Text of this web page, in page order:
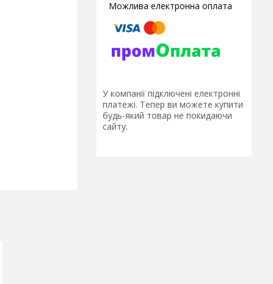
У компанії підключені електронні
платежі. Тепер ви можете купити
будь-який товар не покидаючи
сайту.